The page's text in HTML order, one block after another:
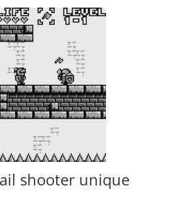
shooter unique